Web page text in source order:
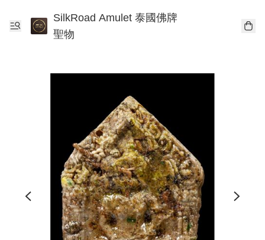
SilkRoad Amulet 泰國佛牌
聖物